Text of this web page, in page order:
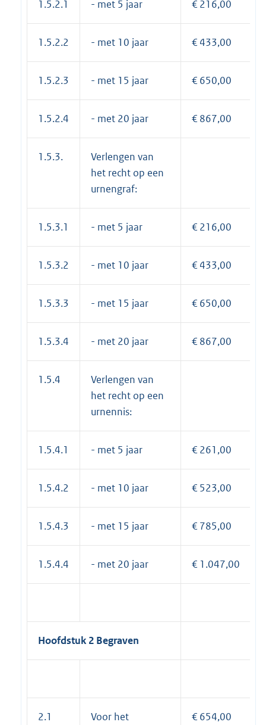
1.5.2.1 - met 5 jaar € 216,00
1.5.2.2 - met 10 jaar € 433,00
1.5.2.3 - met 15 jaar € 650,00
1.5.2.4 - met 20 jaar € 867,00
1.5.3.
Verlengen van
het recht op een
urnengraf:
1.5.3.1 - met 5 jaar € 216,00
1.5.3.2 - met 10 jaar € 433,00
1.5.3.3 - met 15 jaar € 650,00
1.5.3.4 - met 20 jaar € 867,00
1.5.4
Verlengen van
het recht op een
urnennis:
1.5.4.1 - met 5 jaar € 261,00
1.5.4.2 - met 10 jaar € 523,00
1.5.4.3 - met 15 jaar € 785,00
1.5.4.4 - met 20 jaar € 1.047,00
Hoofdstuk 2 Begraven
2.1
Voor het
€ 654,00